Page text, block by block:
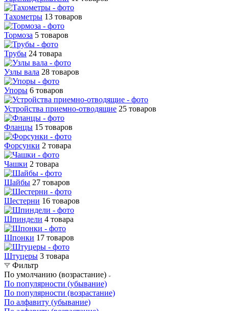
Тахометры 13 товаров
Тормоза 5 товаров
Трубы 24 товара
Узлы вала 28 товаров
Упоры 6 товаров
Устройства приемно-отводящие 25 товаров
Фланцы 15 товаров
Форсунки 2 товара
Чашки 2 товара
Шайбы 27 товаров
Шестерни 16 товаров
Шпиндели 4 товара
Шпонки 17 товаров
Штуцеры 3 товара
Фильтр
По умолчанию (возрастание)
По популярности (убывание)
По популярности (возрастание)
По алфавиту (убывание)